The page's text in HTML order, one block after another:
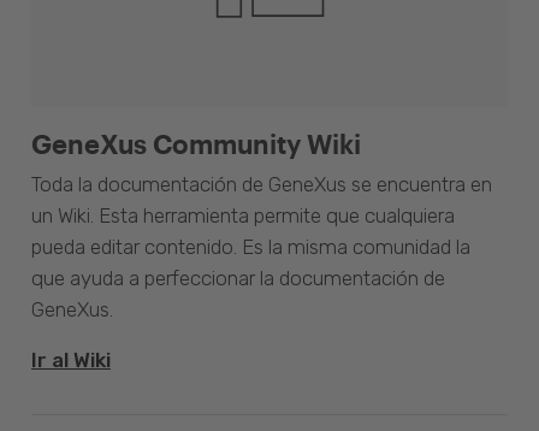
GeneXus Community Wiki
Toda la documentación de GeneXus se encuentra en
un Wiki. Esta herramienta permite que cualquiera
pueda editar contenido. Es la misma comunidad la
que ayuda a perfeccionar la documentación de
GeneXus.
Ir al Wiki